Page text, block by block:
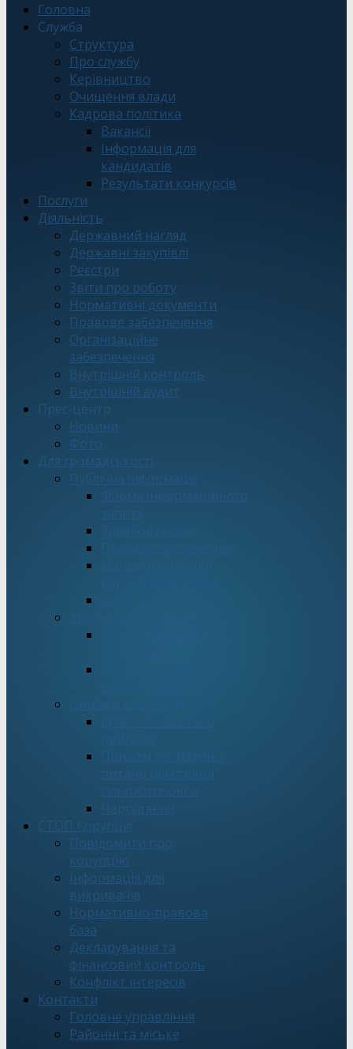
Головна
Служба
Структура
Про службу
Керівництво
Очищення влади
Кадрова політика
Вакансії
Інформація для
кандидатів
Результати конкурсів
Послуги
Діяльність
Державний нагляд
Державні закупівлі
Реєстри
Звіти про роботу
Нормативні документи
Правове забезпечення
Організаційне
забезпечення
Внутрішній контроль
Внутрішній аудит
Прес-центр
Новини
Фото
Для громадськості
СТОП Корупція
Повідомити про
корупцію
Інформація для
викривачів
Нормативно-правова
база
Декларування та
фінансовий контроль
Конфлікт інтересів
Контакти
Головне управління
Районні та міське